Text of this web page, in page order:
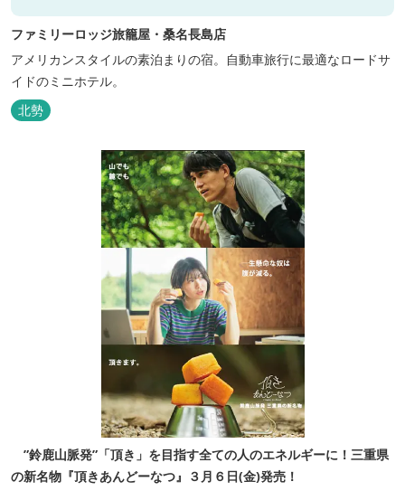
ファミリーロッジ旅籠屋・桑名長島店
アメリカンスタイルの素泊まりの宿。自動車旅行に最適なロードサ
イドのミニホテル。
北勢
”鈴鹿山脈発”「頂き」を目指す全ての人のエネルギーに！三重県
の新名物『頂きあんどーなつ』３月６日(金)発売！